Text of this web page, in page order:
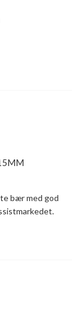
bær med god